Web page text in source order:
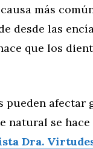
más
desde las
que los
afectar
natural se
Dra.